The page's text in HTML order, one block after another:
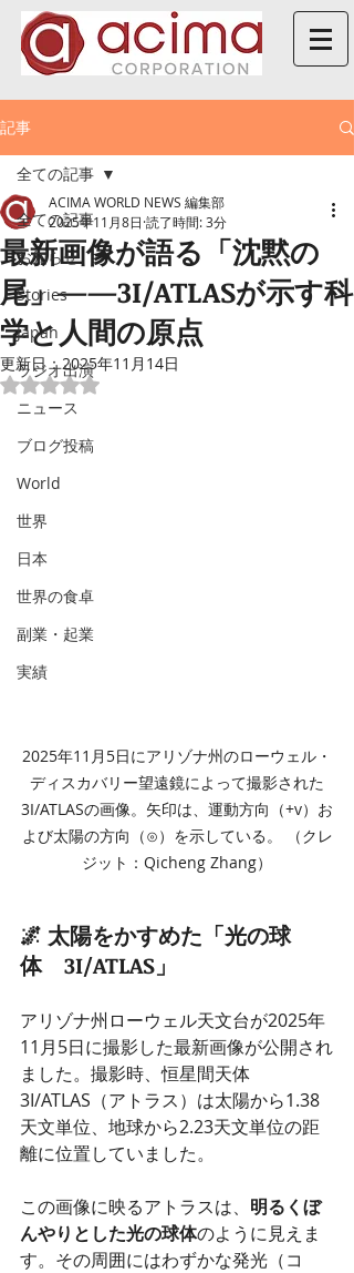
記事
全ての記事
お知らせ
Stories
Japan
ラジオ出演
ニュース
ブログ投稿
World
世界
日本
世界の食卓
副業・起業
実績
全ての記事
最新画像が語る「沈黙の
尾」——3I/ATLASが示す科
学と人間の原点
ACIMA WORLD NEWS 編集部
2025年11月8日 読了時間: 3分
更新日：2025年11月14日
5つ星のうちNaNと評価されています。
2025年11月5日にアリゾナ州のローウェル・
ディスカバリー望遠鏡によって撮影された
3I/ATLASの画像。矢印は、運動方向（+v）お
よび太陽の方向（⊙）を示している。 （クレ
ジット：Qicheng Zhang）
🌌 太陽をかすめた「光の球
体　3I/ATLAS」
アリゾナ州ローウェル天文台が2025年
11月5日に撮影した最新画像が公開され
ました。撮影時、恒星間天体
3I/ATLAS（アトラス）は太陽から1.38
天文単位、地球から2.23天文単位の距
離に位置していました。
この画像に映るアトラスは、 明るくぼ
んやりとした光の球体のように見えま
す。その周囲にはわずかな発光（コ